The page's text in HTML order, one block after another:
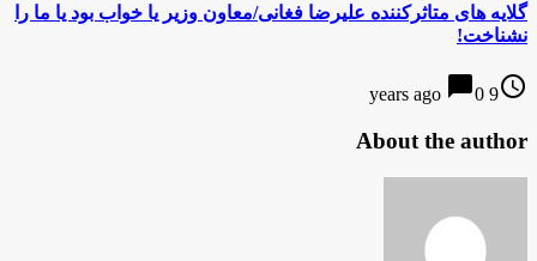
گلایه های متاثرکننده علیرضا فغانی/معاون وزیر یا خواب بود یا ما را
نشناخت!
access_time
9 years ago
chat_bubble0
About the author